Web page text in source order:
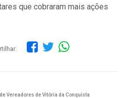
que cobraram mais ações
Vereadores de Vitória da Conquista